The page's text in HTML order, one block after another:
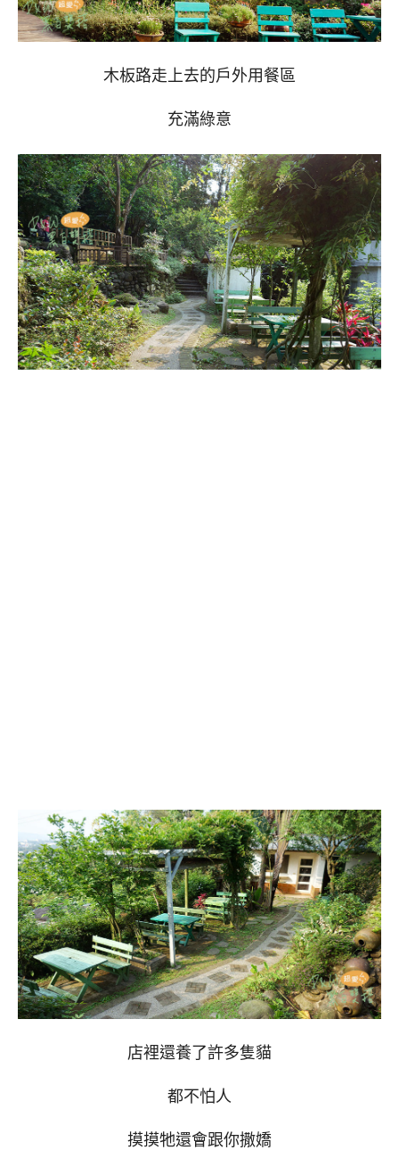
木板路走上去的戶外用餐區
充滿綠意
店裡還養了許多隻貓
都不怕人
摸摸牠還會跟你撒嬌